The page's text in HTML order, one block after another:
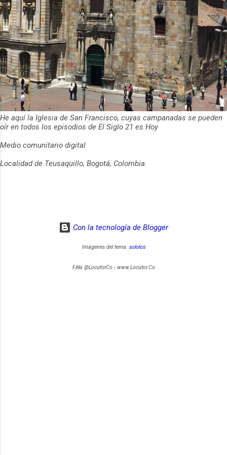
He aquí la Iglesia de San Francisco, cuyas campanadas se pueden
oír en todos los episodios de El Siglo 21 es Hoy
Medio comunitario digital
Localidad de Teusaquillo, Bogotá, Colombia.
Con la tecnología de Blogger
Imágenes del tema: sololos
Félix @LocutorCo - www.Locutor.Co